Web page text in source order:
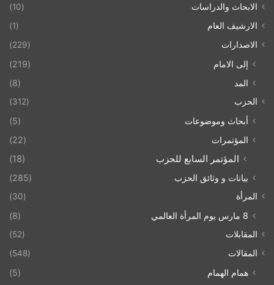
الابحاث والدراسات
(10)
الارشيف العام
(1)
الاصدارات
(229)
إلى الامام
(219)
المد
(8)
الحزب (312)
أبحاث وموضوعات
(5)
المؤتمرات
(22)
المؤتمر السابع للحزب (18)
بيانات و وثائق الحزب (285)
المرأة (30)
8 مارس يوم المرأة العالمي (8)
المقابلات
(52)
المقالات
(548)
همام الهمام (5)